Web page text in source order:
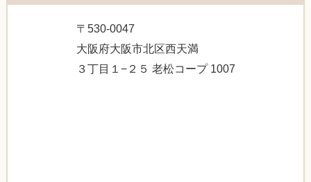
〒530-0047
大阪府大阪市北区西天満
３丁目１−２５ 老松コープ 1007